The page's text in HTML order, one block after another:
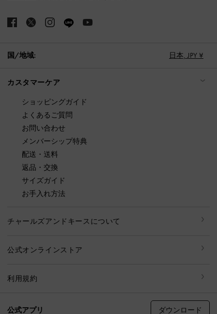
国/地域: 日本, JPY ¥
カスタマーケア
ショッピングガイド
よくあるご質問
お問い合わせ
メンバーシップ特典
配送・送料
返品・交換
サイズガイド
お手入れ方法
チャールズアンドキースについて
公式オンラインストア
利用規約
公式アプリ ダウンロード